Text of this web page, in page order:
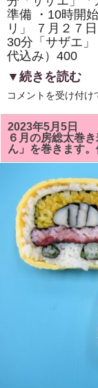
催
し
ま
す。
は
準備 ・10時開
リ」 ７月２７
30分「サザエ
代込み）400
▼続きを読む
7
の
房
総
太
巻
き
は
「サ
ザ
エ」
「カ
コメントを受け付け
2023年5月5日
６月の房総太巻
ん」を巻きます。